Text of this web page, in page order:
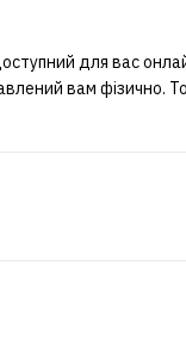
для вас
вам фізично.